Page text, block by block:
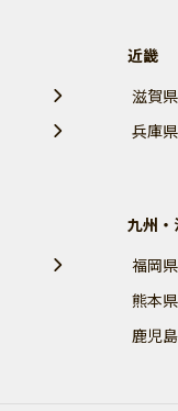
近畿
滋賀県
兵庫県
九州・
福岡県
熊本県
鹿児